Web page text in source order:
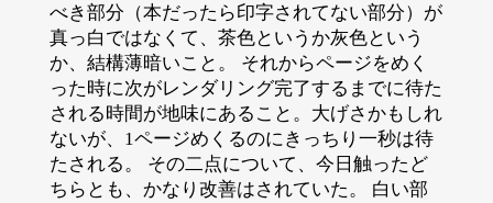
べき部分（本だったら印字されてない部分）が
真っ白ではなくて、茶色というか灰色という
か、結構薄暗いこと。 それからページをめく
った時に次がレンダリング完了するまでに待た
される時間が地味にあること。大げさかもしれ
ないが、1ページめくるのにきっちり一秒は待
たされる。 その二点について、今日触ったど
ちらとも、かなり改善はされていた。 白い部